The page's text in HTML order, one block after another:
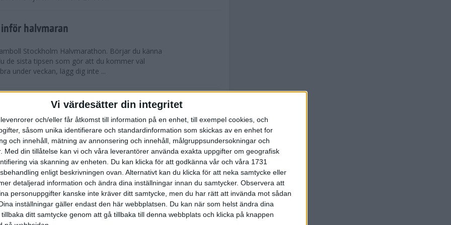
Vi värdesätter din integritet
och/eller får åtkomst till information på en enhet, till exempel cookies, och
såsom unika identifierare och standardinformation som skickas av en enhet for
och innehåll, mätning av annonsering och innehåll, målgruppsundersokningar och
Med din tillåtelse kan vi och våra leverantörer använda exakta uppgifter om geografisk
via skanning av enheten. Du kan klicka för att godkänna vår och våra 1731
enligt beskrivningen ovan. Alternativt kan du klicka för att neka samtycke eller
detaljerad information och ändra dina inställningar innan du samtycker. Observera att
personuppgifter kanske inte kräver ditt samtycke, men du har rätt att invända mot sådan
inställningar gäller endast den här webbplatsen. Du kan när som helst ändra dina
ditt samtycke genom att gå tillbaka till denna webbplats och klicka på knappen
halvmaran
Stockholm Halvmarathon. Börjar du känna
de sista tipsen som gör att du kommer väl
under veckan, lägg dig inte ...
Ramboll Stockholm Halvmarathon är
Minns du i våras hur det pratades om
Marathon. Nu har även Ramboll
sprängt sitt tidigare rekord och når snart taket...
inför Tjejmilen
två veckor kvar till Tjejmilen? Hur lägger jag upp
Här ger löpcoachen Josefine Swärm sina bästa